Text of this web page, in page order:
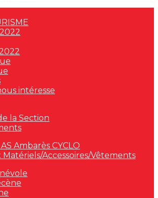
intéresse
la Section
Ambarès CYCLO
Matériels/Accessoires/Vêtements